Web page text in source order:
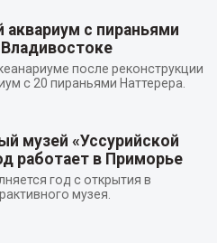
с пираньями
после реконструкции
с 20 пираньями Наттерера.
музей «Уссурийской
работает в Приморье
год с открытия в
музея.